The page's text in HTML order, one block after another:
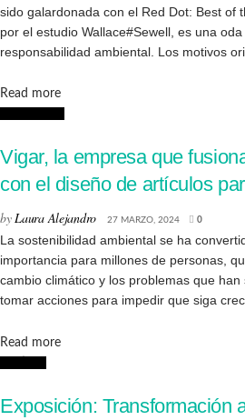
sido galardonada con el Red Dot: Best of
por el estudio Wallace#Sewell, es una
responsabilidad ambiental. Los motivos
Read moreDetails
Vigar, la empresa que
con el diseño de artículos
byLaura Alejandro 27 MARZO, 2024 0
La sostenibilidad ambiental se ha
importancia para millones de personas,
cambio climático y los problemas que
tomar acciones para impedir que siga
Read moreDetails
Exposición: Transformación